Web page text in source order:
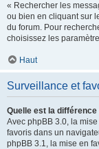
« Rechercher les
ou bien en cliquant sur
du forum. Pour
choisissez les
Haut
Surveillance et
Quelle est la
Avec phpBB 3.0, la
favoris dans un
phpBB 3.1, la mise en